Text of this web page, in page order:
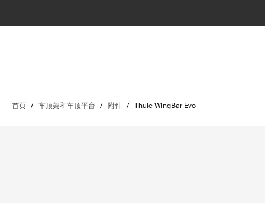
首页 / 车顶架和车顶平台 / 附件 / Thule WingBar Evo